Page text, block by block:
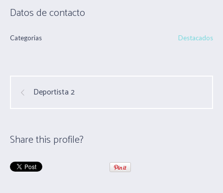
Datos de contacto
Categorias Destacados
Deportista 2
Share this profile?